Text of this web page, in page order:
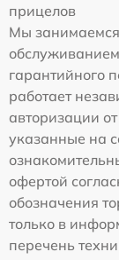
прицелов
Мы
гарантийного
работает
авторизации
указанные на
офертой
обозначения
только в
перечень